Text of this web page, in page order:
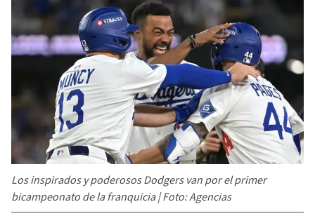
Los inspirados y poderosos Dodgers van por el primer
bicampeonato de la franquicia | Foto: Agencias